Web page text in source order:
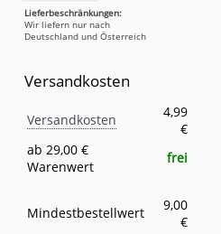
Lieferbeschränkungen:
Wir liefern nur nach
Deutschland und Österreich
Versandkosten
Eigenschaft
Versandkosten
4,99
€
ab 29,00 €
Warenwert
frei
Mindestbestellwert
9,00
€